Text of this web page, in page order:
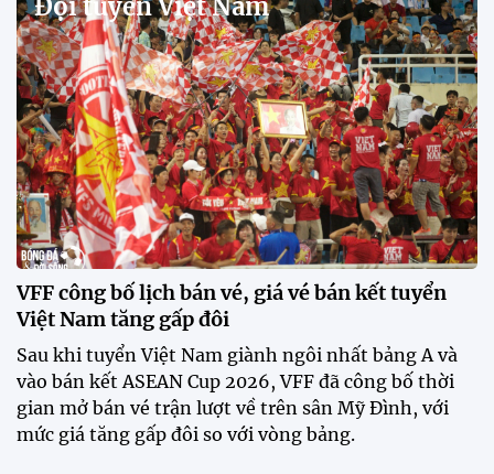
11:22 28/07/2026
Mở bán vé trực tiếp trận sân
nhà đầu tiên của ĐT Việt Nam
tại ASEAN Cup 2026
17:17 27/07/2026
XSKT Đắk Lắk viết nên lịch sử
với chức vô địch VPL-S7
20:58 26/07/2026
Tài Lộc trở lại, ĐT Việt Nam
"khổ luyện" dưới nắng gắt tại
Hà Nội